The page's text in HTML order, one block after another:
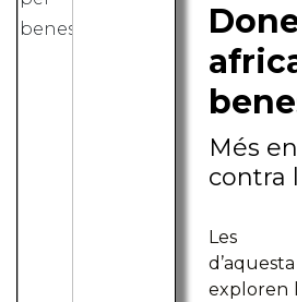
Més
contra
Les
exploren